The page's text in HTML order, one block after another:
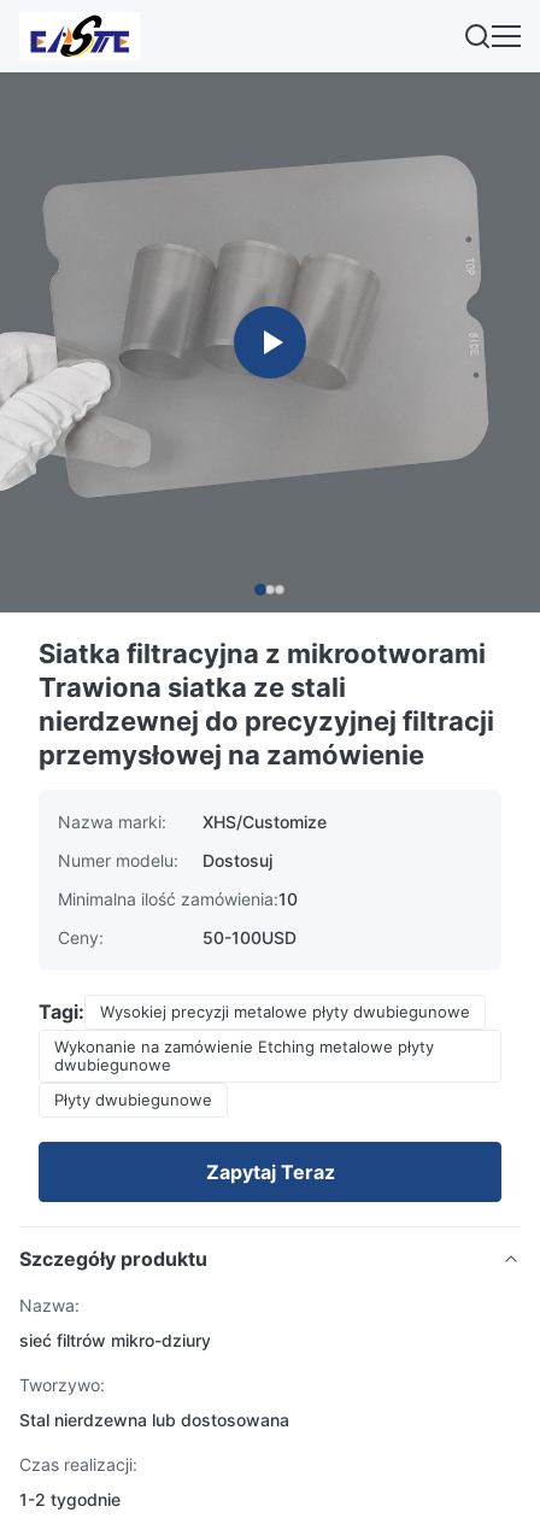
Siatka filtracyjna z mikrootworami
Trawiona siatka ze stali
nierdzewnej do precyzyjnej filtracji
przemysłowej na zamówienie
Nazwa marki:
XHS/Customize
Numer modelu:
Dostosuj
Minimalna ilość zamówienia:10
Ceny:
50-100USD
Tagi:
Wysokiej precyzji metalowe płyty dwubiegunowe
Wykonanie na zamówienie Etching metalowe płyty
dwubiegunowe
Płyty dwubiegunowe
Zapytaj Teraz
Szczegóły produktu
Nazwa:
sieć filtrów mikro-dziury
Tworzywo:
Stal nierdzewna lub dostosowana
Czas realizacji:
1-2 tygodnie